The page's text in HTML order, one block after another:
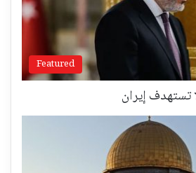
Featured
تستهدف إيران